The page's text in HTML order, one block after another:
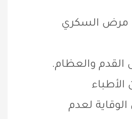
مرض السكري
والعظام.
لعدم